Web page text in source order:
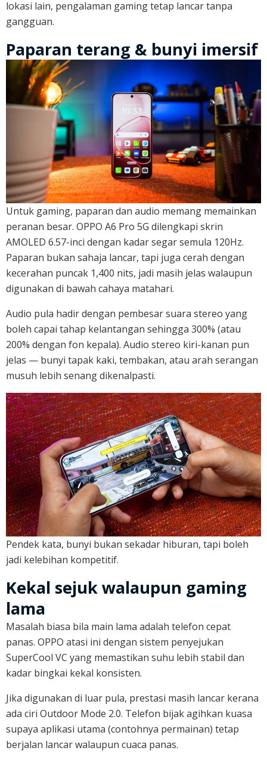
lokasi lain, pengalaman gaming tetap lancar tanpa
gangguan.
Paparan terang & bunyi imersif
Untuk gaming, paparan dan audio memang memainkan
peranan besar. OPPO A6 Pro 5G dilengkapi skrin
AMOLED 6.57-inci dengan kadar segar semula 120Hz.
Paparan bukan sahaja lancar, tapi juga cerah dengan
kecerahan puncak 1,400 nits, jadi masih jelas walaupun
digunakan di bawah cahaya matahari.
Audio pula hadir dengan pembesar suara stereo yang
boleh capai tahap kelantangan sehingga 300% (atau
200% dengan fon kepala). Audio stereo kiri-kanan pun
jelas — bunyi tapak kaki, tembakan, atau arah serangan
musuh lebih senang dikenalpasti.
Pendek kata, bunyi bukan sekadar hiburan, tapi boleh
jadi kelebihan kompetitif.
Kekal sejuk walaupun gaming
lama
Masalah biasa bila main lama adalah telefon cepat
panas. OPPO atasi ini dengan sistem penyejukan
SuperCool VC yang memastikan suhu lebih stabil dan
kadar bingkai kekal konsisten.
Jika digunakan di luar pula, prestasi masih lancar kerana
ada ciri Outdoor Mode 2.0. Telefon bijak agihkan kuasa
supaya aplikasi utama (contohnya permainan) tetap
berjalan lancar walaupun cuaca panas.